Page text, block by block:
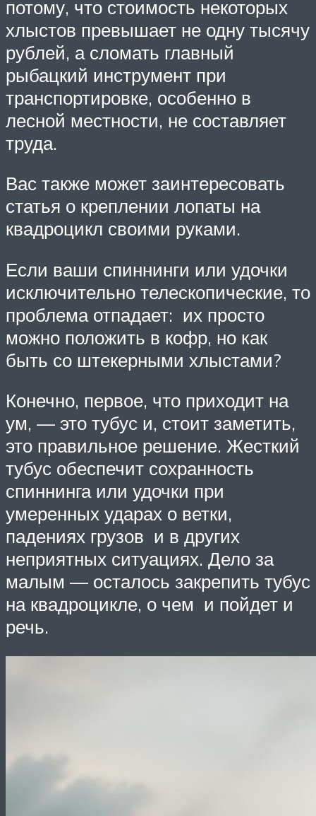
потому, что стоимость некоторых
хлыстов превышает не одну тысячу
рублей, а сломать главный
рыбацкий инструмент при
транспортировке, особенно в
лесной местности, не составляет
труда.
Вас также может заинтересовать
статья о креплении лопаты на
квадроцикл своими руками.
Если ваши спиннинги или удочки
исключительно телескопические, то
проблема отпадает: их просто
можно положить в кофр, но как
быть со штекерными хлыстами?
Конечно, первое, что приходит на
ум, — это тубус и, стоит заметить,
это правильное решение. Жесткий
тубус обеспечит сохранность
спиннинга или удочки при
умеренных ударах о ветки,
падениях грузов и в других
неприятных ситуациях. Дело за
малым — осталось закрепить тубус
на квадроцикле, о чем и пойдет и
речь.